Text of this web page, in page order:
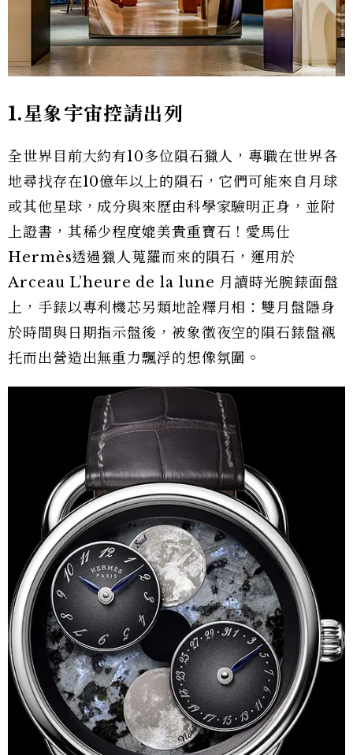
1.星象宇宙控請出列
全世界目前大約有10多位隕石獵人，專職在世界各
地尋找存在10億年以上的隕石，它們可能來自月球
或其他星球，成分與來歷由科學家驗明正身，並附
上證書，其稀少程度媲美貴重寶石！愛馬仕
Hermès透過獵人蒐羅而來的隕石，運用於
Arceau L’heure de la lune 月讀時光腕錶面盤
上，手錶以專利機芯另類地詮釋月相：雙月盤隱身
於時間與日期指示盤後，被象徵夜空的隕石錶盤襯
托而出營造出無重力飄浮的想像氛圍。